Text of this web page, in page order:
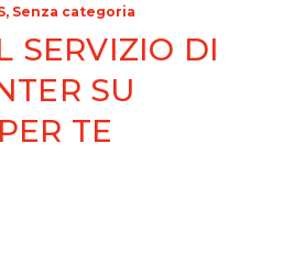
, Senza categoria
SERVIZIO DI
SU
TE